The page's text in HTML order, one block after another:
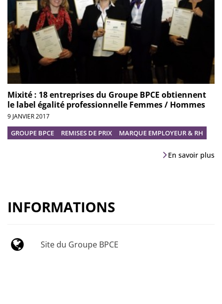
Mixité : 18 entreprises du Groupe BPCE obtiennent
le label égalité professionnelle Femmes / Hommes
9 JANVIER 2017
GROUPE BPCE REMISES DE PRIX MARQUE EMPLOYEUR & RH
En savoir plus
INFORMATIONS
Site du Groupe BPCE